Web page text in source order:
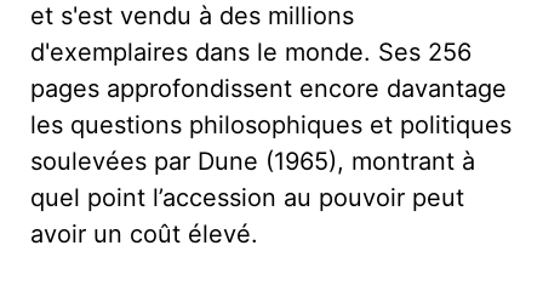
et s'est vendu à des millions
d'exemplaires dans le monde. Ses 256
pages approfondissent encore davantage
les questions philosophiques et politiques
soulevées par Dune (1965), montrant à
quel point l’accession au pouvoir peut
avoir un coût élevé.